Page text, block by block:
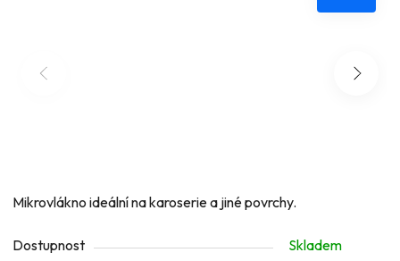
Mikrovlákno ideální na karoserie a jiné povrchy.
Dostupnost
Skladem